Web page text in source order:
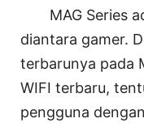
MAG Series
diantara gamer.
terbarunya pada
WIFI terbaru,
pengguna